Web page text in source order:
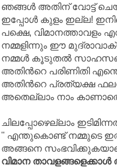
ഞങ്ങള്‍ അതിന് വോട്ട്
ഇപ്പോള്‍ കുളം ഇല്ല!
പക്ഷെ, വിമാനത്താവളം
നമ്മളിന്നും ഈ
നമ്മള്‍ കൂടുതല്‍
അതിന്‍റെ പരിണിതി
അതിന്‍റെ പ്രത്യക്ഷ
അതെല്ലാം നാം
ചിലപ്പോഴെല്ലാം
'' എന്തുകൊണ്ട് നമ്മുടെ
അങ്ങനെ
വിമാന